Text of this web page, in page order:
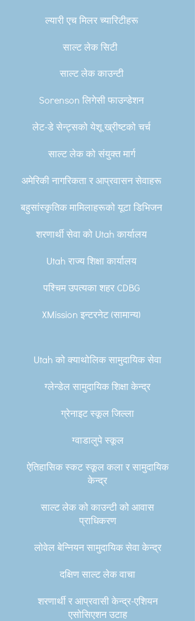
Utah को क्याथोलिक सामुदायिक सेवा
ग्लेन्डेल सामुदायिक शिक्षा केन्द्र
ग्रेनाइट स्कूल जिल्ला
ग्वाडालुपे स्कूल
ऐतिहासिक स्कट स्कूल कला र सामुदायिक
केन्द्र
साल्ट लेक को काउन्टी को आवास
प्राधिकरण
लोवेल बेन्नियन सामुदायिक सेवा केन्द्र
दक्षिण साल्ट लेक वाचा
शरणार्थी र आप्रवासी केन्द्र-एशियन
एसोसिएशन उटाह
ल्यारी एच मिलर च्यारिटीहरू
साल्ट लेक सिटी
साल्ट लेक काउन्टी
Sorenson लिगेसी फाउन्डेशन
लेट-डे सेन्ट्सको येशू ख्रीष्टको चर्च
साल्ट लेक को संयुक्त मार्ग
अमेरिकी नागरिकता र आप्रवासन सेवाहरू
बहुसांस्कृतिक मामिलाहरूको यूटा डिभिजन
शरणार्थी सेवा को Utah कार्यालय
Utah राज्य शिक्षा कार्यालय
पश्चिम उपत्यका शहर CDBG
XMission इन्टरनेट (सामान्य)